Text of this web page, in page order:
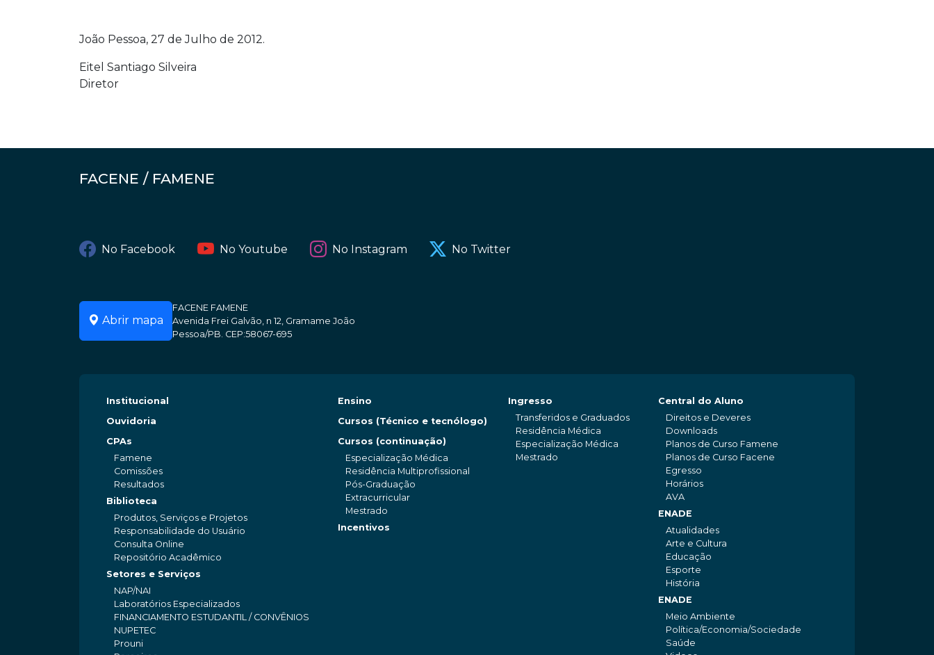
João Pessoa, 27 de Julho de 2012.
Eitel Santiago Silveira
Diretor
FACENE / FAMENE
No Facebook No Youtube No Instagram No Twitter
Abrir mapa
FACENE FAMENE
Avenida Frei Galvão, n 12, Gramame João
Pessoa/PB. CEP:58067-695
Institucional
Ouvidoria
CPAs
Famene
Comissões
Resultados
Biblioteca
Produtos, Serviços e Projetos
Responsabilidade do Usuário
Consulta Online
Repositório Acadêmico
Setores e Serviços
NAP/NAI
Laboratórios Especializados
FINANCIAMENTO ESTUDANTIL / CONVÊNIOS
NUPETEC
Prouni
Ensino
Cursos (Técnico e tecnólogo)
Cursos (continuação)
Especialização Médica
Residência Multiprofissional
Pós-Graduação
Extracurricular
Mestrado
Incentivos
Ingresso
Transferidos e Graduados
Residência Médica
Especialização Médica
Mestrado
Central do Aluno
Direitos e Deveres
Downloads
Planos de Curso Famene
Planos de Curso Facene
Egresso
Horários
AVA
ENADE
Atualidades
Arte e Cultura
Educação
Esporte
História
ENADE
Meio Ambiente
Política/Economia/Sociedade
Saúde